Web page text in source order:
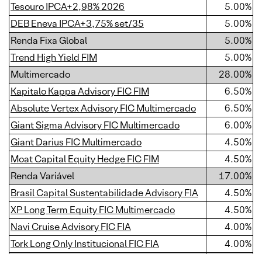
Tesouro IPCA+2,98% 2026
5.00%
DEB Eneva IPCA+3,75% set/35
5.00%
Renda Fixa Global
5.00%
Trend High Yield FIM
5.00%
Multimercado
28.00%
Kapitalo Kappa Advisory FIC FIM
6.50%
Absolute Vertex Advisory FIC Multimercado
6.50%
Giant Sigma Advisory FIC Multimercado
6.00%
Giant Darius FIC Multimercado
4.50%
Moat Capital Equity Hedge FIC FIM
4.50%
Renda Variável
17.00%
Brasil Capital Sustentabilidade Advisory FIA
4.50%
XP Long Term Equity FIC Multimercado
4.50%
Navi Cruise Advisory FIC FIA
4.00%
Tork Long Only Institucional FIC FIA
4.00%